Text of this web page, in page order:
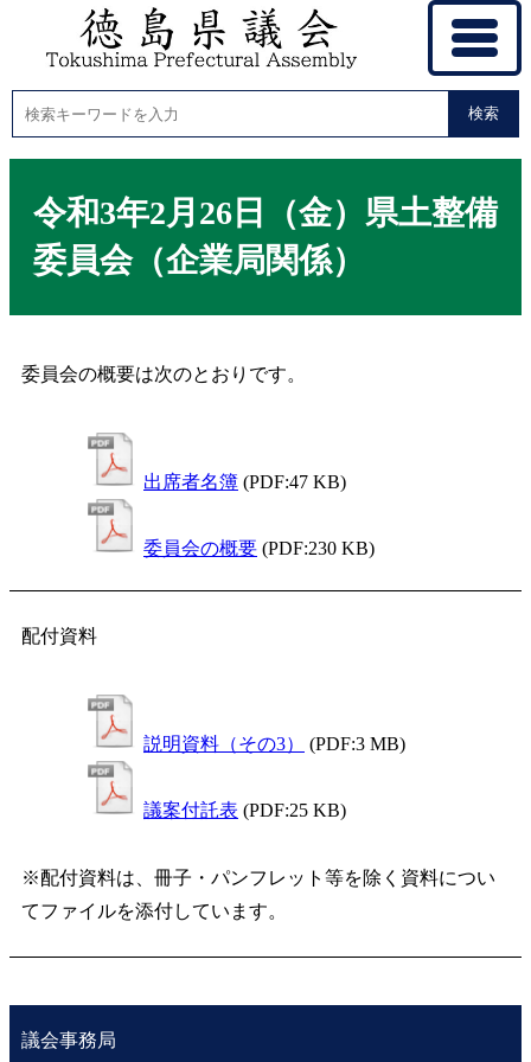
検索
令和3年2月26日（金）県土整備
委員会（企業局関係）
委員会の概要は次のとおりです。
出席者名簿 (PDF:47 KB)
委員会の概要 (PDF:230 KB)
配付資料
説明資料（その3） (PDF:3 MB)
議案付託表 (PDF:25 KB)
※配付資料は、冊子・パンフレット等を除く資料につい
てファイルを添付しています。
議会事務局